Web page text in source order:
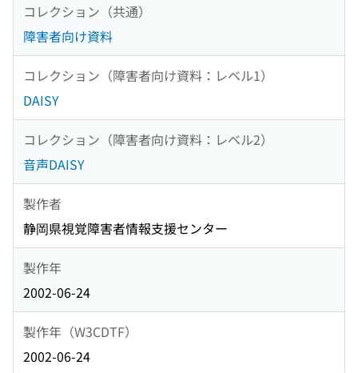
コレクション（共通）
障害者向け資料
コレクション（障害者向け資料：レベル1）
DAISY
コレクション（障害者向け資料：レベル2）
音声DAISY
製作者
静岡県視覚障害者情報支援センター
製作年
2002-06-24
製作年（W3CDTF）
2002-06-24